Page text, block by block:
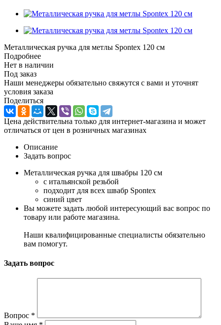
Металлическая ручка для метлы Spontex 120 см
Подробнее
Нет в наличии
Под заказ
Наши менеджеры обязательно свяжутся с вами и уточнят
условия заказа
Поделиться
Цена действительна только для интернет-магазина и может
отличаться от цен в розничных магазинах
Описание
Задать вопрос
Металлическая ручка для швабры 120 см
c итальянской резьбой
подходит для всех швабр Spontex
синий цвет
Вы можете задать любой интересующий вас вопрос по
товару или работе магазина.
Наши квалифицированные специалисты обязательно
вам помогут.
Задать вопрос
Вопрос *